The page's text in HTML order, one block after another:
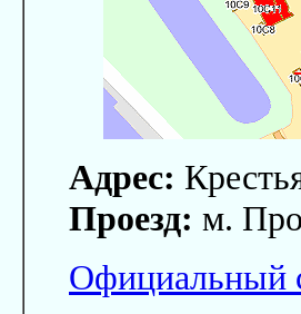
Адрес:
Проезд: м.
Официальный